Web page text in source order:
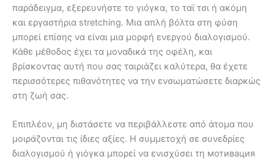
παράδειγμα, εξερευνήστε το γιόγκα, το ταϊ τσι ή ακόμη
και εργαστήρια stretching. Μια απλή βόλτα στη φύση
μπορεί επίσης να είναι μια μορφή ενεργού διαλογισμού.
Κάθε μέθοδος έχει τα μοναδικά της οφέλη, και
βρίσκοντας αυτή που σας ταιριάζει καλύτερα, θα έχετε
περισσότερες πιθανότητες να την ενσωματώσετε διαρκώς
στη ζωή σας.
Επιπλέον, μη διστάσετε να περιβάλλεστε από άτομα που
μοιράζονται τις ίδιες αξίες. Η συμμετοχή σε συνεδρίες
διαλογισμού ή γιόγκα μπορεί να ενισχύσει τη мотивация